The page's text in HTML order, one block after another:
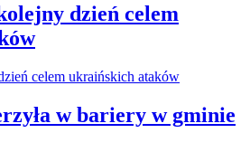
dzień celem
w bariery w gminie